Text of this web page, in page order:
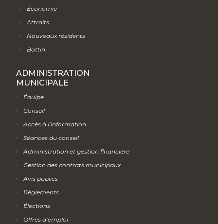
Économie
Attraits
Nouveaux résidents
Bottin
ADMINISTRATION
MUNICIPALE
Équipe
Conseil
Accès à l’information
Séances du conseil
Administration et gestion financière
Gestion des contrats municipaux
Avis publics
Règlements
Élections
Offres d’emploi